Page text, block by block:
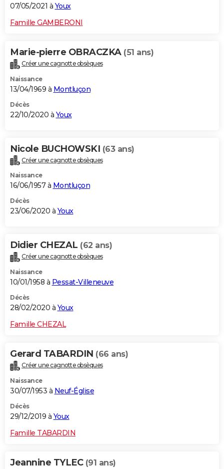
07/05/2021 à Youx
Famille GAMBERONI
Marie-pierre OBRACZKA (51 ans)
Créer une cagnotte obsèques
Naissance
13/04/1969 à Montluçon
Décès
22/10/2020 à Youx
Nicole BUCHOWSKI (63 ans)
Créer une cagnotte obsèques
Naissance
16/06/1957 à Montluçon
Décès
23/06/2020 à Youx
Didier CHEZAL (62 ans)
Créer une cagnotte obsèques
Naissance
10/01/1958 à Pessat-Villeneuve
Décès
28/02/2020 à Youx
Famille CHEZAL
Gerard TABARDIN (66 ans)
Créer une cagnotte obsèques
Naissance
30/07/1953 à Neuf-Église
Décès
29/12/2019 à Youx
Famille TABARDIN
Jeannine TYLEC (91 ans)